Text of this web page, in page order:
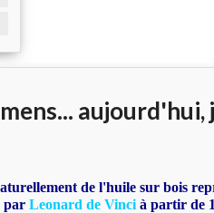
aujourd'hui,
de l'huile sur bois
parLeonard de Vinci à partir de